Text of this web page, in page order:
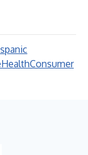
HealthConsumer